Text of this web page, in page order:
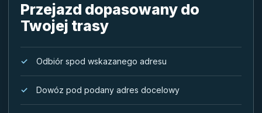
Przejazd dopasowany do
Twojej trasy
Odbiór spod wskazanego adresu
Dowóz pod podany adres docelowy